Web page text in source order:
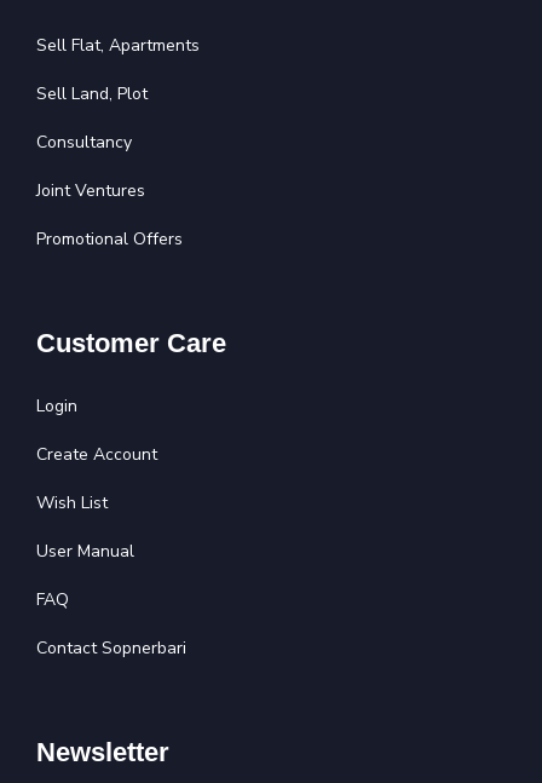
Sell Flat, Apartments
Sell Land, Plot
Consultancy
Joint Ventures
Promotional Offers
Customer Care
Login
Create Account
Wish List
User Manual
FAQ
Contact Sopnerbari
Newsletter